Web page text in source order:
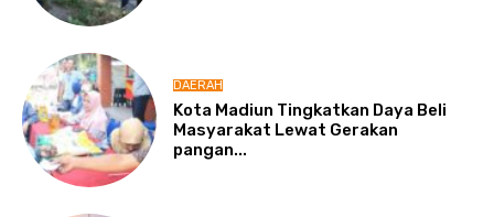
DAERAH
Kota Madiun Tingkatkan Daya Beli
Masyarakat Lewat Gerakan
pangan...